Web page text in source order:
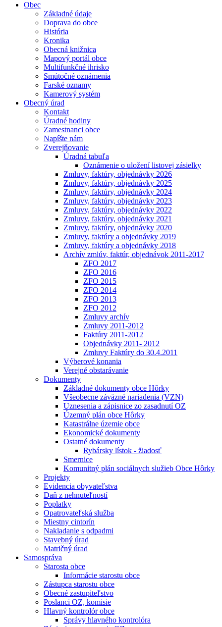
Obec
Základné údaje
Doprava do obce
História
Kronika
Obecná knižnica
Mapový portál obce
Multifunkčné ihrisko
Smútočné oznámenia
Farské oznamy
Kamerový systém
Obecný úrad
Kontakt
Úradné hodiny
Zamestnanci obce
Napíšte nám
Zverejňovanie
Úradná tabuľa
Oznámenie o uložení listovej zásielky
Zmluvy, faktúry, objednávky 2026
Zmluvy, faktúry, objednávky 2025
Zmluvy, faktúry, objednávky 2024
Zmluvy, faktúry, objednávky 2023
Zmluvy, faktúry, objednávky 2022
Zmluvy, faktúry, objednávky 2021
Zmluvy, faktúry, objednávky 2020
Zmluvy, faktúry a objednávky 2019
Zmluvy, faktúry a objednávky 2018
Archív zmlúv, faktúr, objednávok 2011-2017
ZFO 2017
ZFO 2016
ZFO 2015
ZFO 2014
ZFO 2013
ZFO 2012
Zmluvy archív
Zmluvy 2011-2012
Faktúry 2011-2012
Objednávky 2011- 2012
Zmluvy Faktúry do 30.4.2011
Výberové konania
Verejné obstarávanie
Dokumenty
Základné dokumenty obce Hôrky
Všeobecne záväzné nariadenia (VZN)
Uznesenia a zápisnice zo zasadnutí OZ
Územný plán obce Hôrky
Katastrálne územie obce
Ekonomické dokumenty
Ostatné dokumenty
Rybársky lístok - žiadosť
Smernice
Komunitný plán sociálnych služieb Obce Hôrky
Projekty
Evidencia obyvateľstva
Daň z nehnuteľností
Poplatky
Opatrovateľská služba
Miestny cintorín
Nakladanie s odpadmi
Stavebný úrad
Matričný úrad
Samospráva
Starosta obce
Informácie starostu obce
Zástupca starostu obce
Obecné zastupiteľstvo
Poslanci OZ, komisie
Hlavný kontrolór obce
Správy hlavného kontrolóra